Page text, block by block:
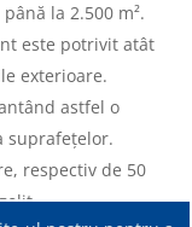
la 2.500 m².
este potrivit atât
exterioare.
astfel o
suprafețelor.
respectiv de 50